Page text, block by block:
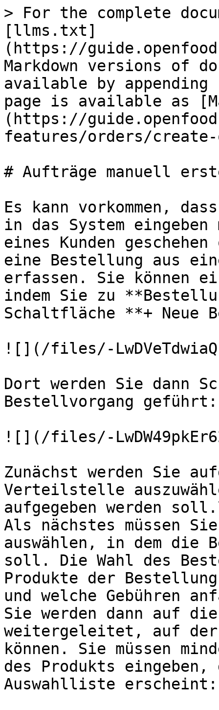
> For the complete
[llms.txt]
(https://
Markdown versions of
available by
page is available as
(https://
features/orders/create-
# Aufträge manuell
Es kann vorkommen,
in das System eingeben
eines Kunden
eine Bestellung aus
erfassen. Sie können
indem Sie zu
Schaltfläche **+ Neue
![](/files/-
Dort werden Sie dann
Bestellvorgang geführt:
![](/files/-
Zunächst werden Sie
Verteilstelle
aufgegeben werden
Als nächstes müssen
auswählen, in dem die
soll. Die Wahl des
Produkte der
und welche Gebühren
Sie werden dann auf
weitergeleitet, auf der
können. Sie müssen
des Produkts
Auswahlliste erscheint: